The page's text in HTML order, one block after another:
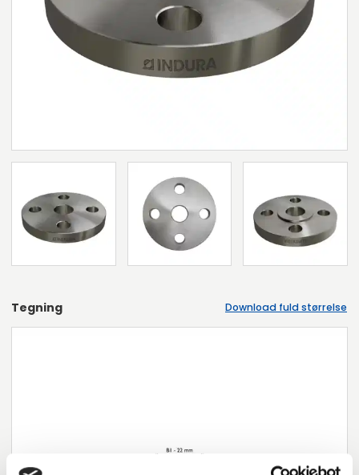
Tegning Download fuld størrelse